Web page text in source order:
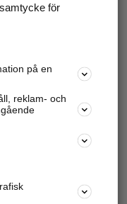
för
på en
reklam- och